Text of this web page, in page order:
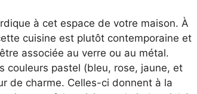
à cet espace de votre maison. À
cuisine est plutôt contemporaine et
associée au verre ou au métal.
couleurs pastel (bleu, rose, jaune, et
de charme. Celles-ci donnent à la